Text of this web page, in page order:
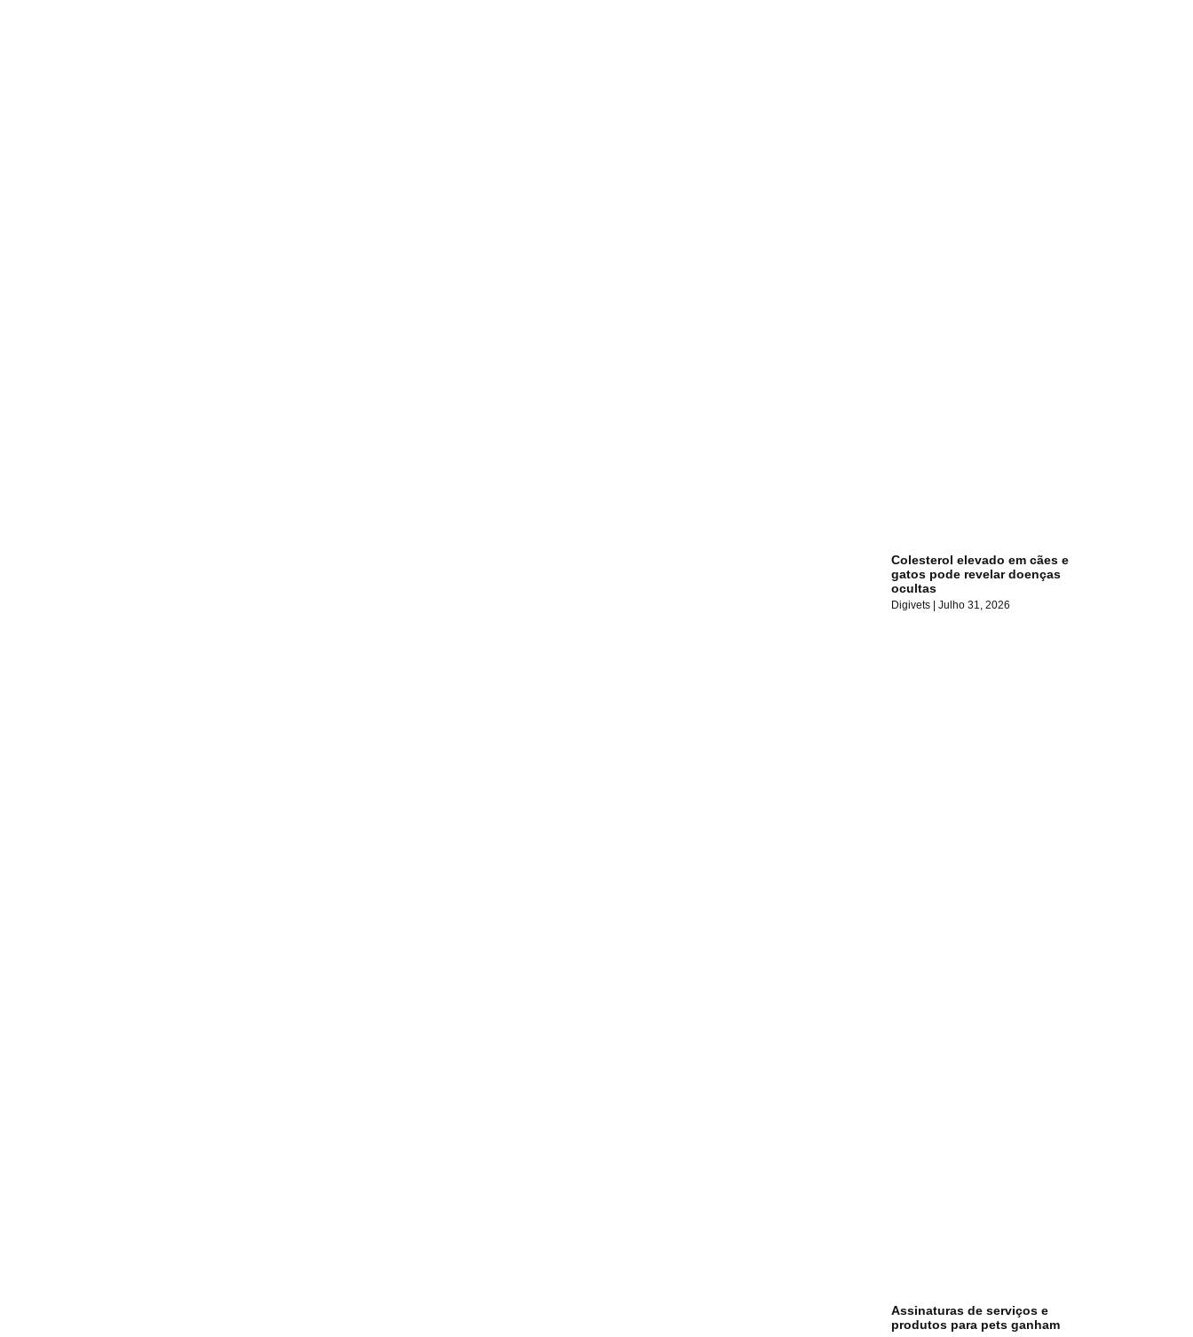
Colesterol elevado em cães e
gatos pode revelar doenças
ocultas
Digivets Julho 31, 2026
Assinaturas de serviços e
produtos para pets ganham